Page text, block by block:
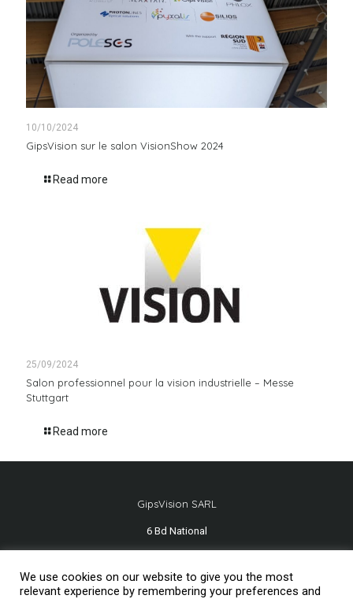
10/10/2024
GipsVision sur le salon VisionShow 2024
Read more
25/09/2024
Salon professionnel pour la vision industrielle – Messe
Stuttgart
Read more
GipsVision SARL
6 Bd National
Tél.+33 491 334 407
We use cookies on our website to give you the most
relevant experience by remembering your preferences and